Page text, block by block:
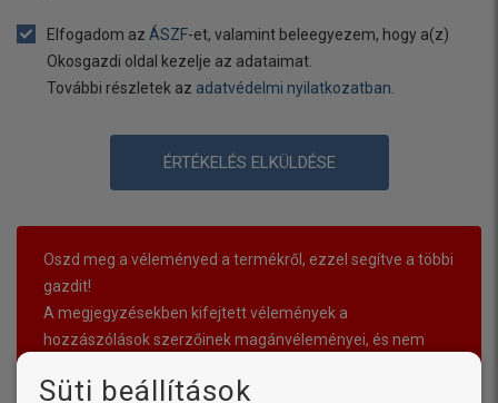
Elfogadom az ÁSZF-et, valamint beleegyezem, hogy a(z)
Okosgazdi oldal kezelje az adataimat.
További részletek az adatvédelmi nyilatkozatban.
ÉRTÉKELÉS ELKÜLDÉSE
Oszd meg a véleményed a termékről, ezzel segítve a többi
gazdit!
A megjegyzésekben kifejtett vélemények a
hozzászólások szerzőinek magánvéleményei, és nem
Süti beállítások